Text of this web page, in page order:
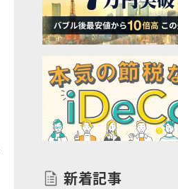
新着記事